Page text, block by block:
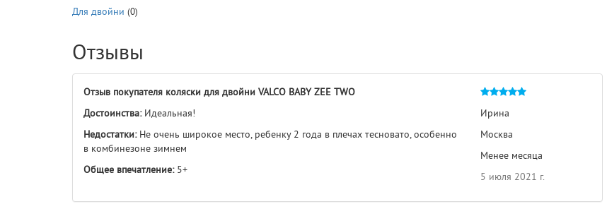
Для двойни (0)
Отзывы
Отзыв покупателя коляски для двойни VALCO BABY ZEE TWO
Достоинства:Идеальная!
Недостатки:Не очень широкое место, ребенку 2 года в плечах тесновато, особенно
в комбинезоне зимнем
Общее впечатление:5+
Ирина
Москва
Менее месяца
5 июля 2021 г.